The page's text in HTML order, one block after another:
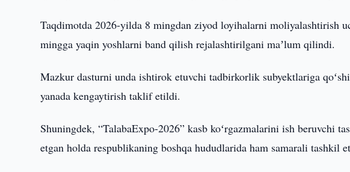
Taqdimotda 2026-yilda 8 mingdan ziyod loyihalarni moliyalashtirish
mingga yaqin yoshlarni band qilish rejalashtirilgani maʼlum qilindi.
Mazkur dasturni unda ishtirok etuvchi tadbirkorlik subyektlariga
yanada kengaytirish taklif etildi.
Shuningdek, “TalabaExpo-2026” kasb koʻrgazmalarini ish beruvchi
etgan holda respublikaning boshqa hududlarida ham samarali tashkil